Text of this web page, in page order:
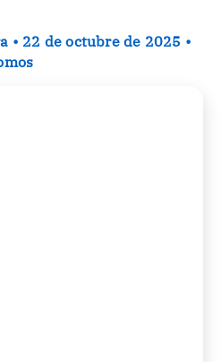
• 22 de octubre de 2025 •